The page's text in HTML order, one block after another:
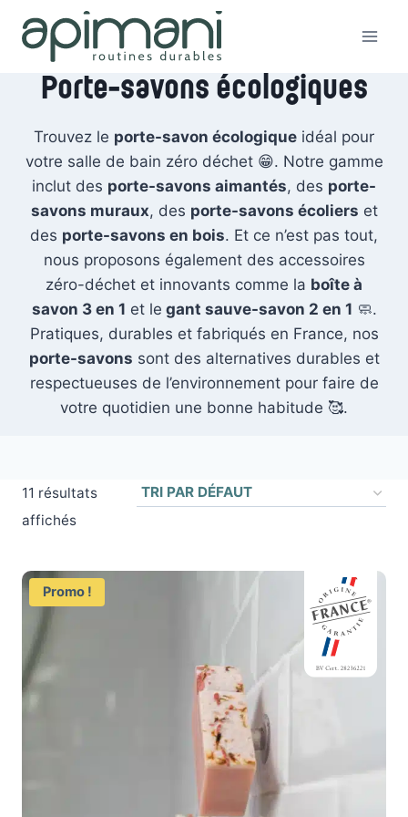
contenu
Porte-savons écologiques
Trouvez le porte-savon écologique idéal pour
votre salle de bain zéro déchet 😁. Notre gamme
inclut des porte-savons aimantés, des porte-
savons muraux, des porte-savons écoliers et
des porte-savons en bois. Et ce n’est pas tout,
nous proposons également des accessoires
zéro-déchet et innovants comme la boîte à
savon 3 en 1 et le gant sauve-savon 2 en 1 🧼.
Pratiques, durables et fabriqués en France, nos
porte-savons sont des alternatives durables et
respectueuses de l’environnement pour faire de
votre quotidien une bonne habitude 🥰.
11 résultats
affichés
Promo !